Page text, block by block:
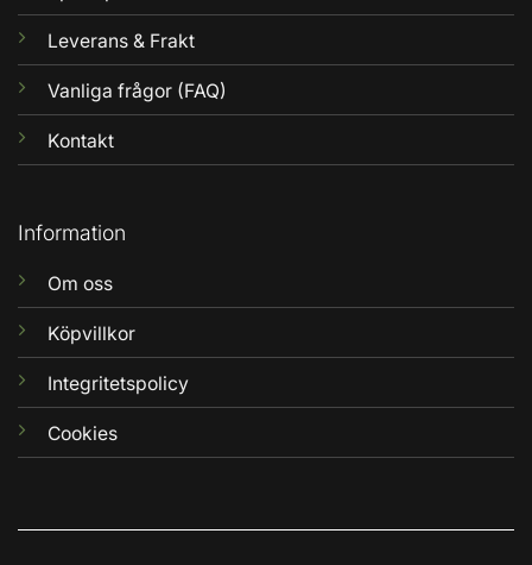
Leverans & Frakt
Vanliga frågor (FAQ)
Kontakt
Information
Om oss
Köpvillkor
Integritetspolicy
Cookies